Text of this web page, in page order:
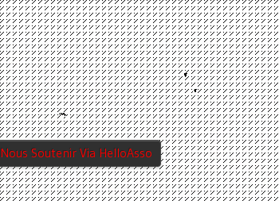
Nous Soutenir Via HelloAsso